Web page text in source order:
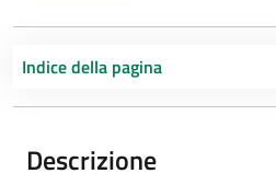
Indice della pagina
Descrizione